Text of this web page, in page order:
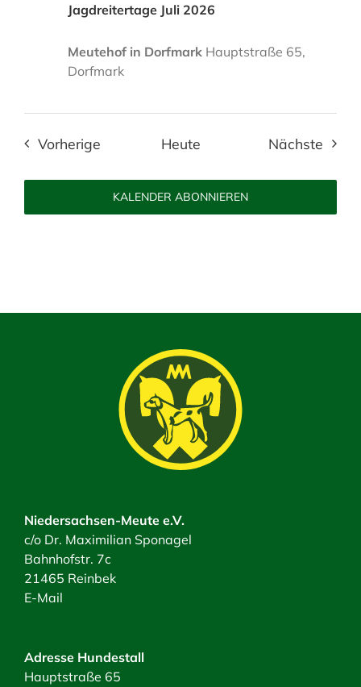
Jagdreitertage Juli 2026
Meutehof in Dorfmark Hauptstraße 65,
Dorfmark
VorherigeVeranstaltungen
Heute Nächste
KALENDER ABONNIEREN
Niedersachsen-Meute e.V.
c/o Dr. Maximilian Sponagel
Bahnhofstr. 7c
21465 Reinbek
E-Mail
Adresse Hundestall
Hauptstraße 65